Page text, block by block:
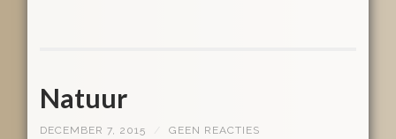
Natuur
DECEMBER 7, 2015 GEEN REACTIES